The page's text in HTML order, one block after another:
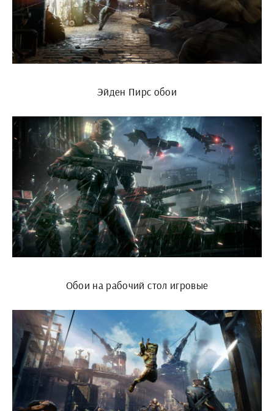
Эйден Пирс обои
Обои на рабочий стол игровые